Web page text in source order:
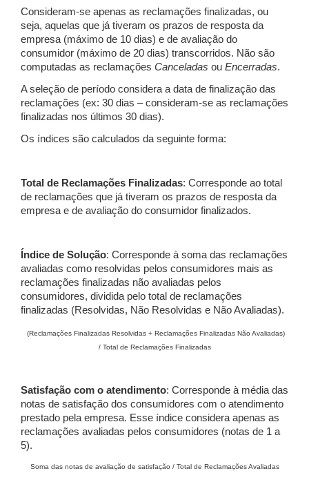
Consideram-se apenas as reclamações finalizadas, ou
seja, aquelas que já tiveram os prazos de resposta da
empresa (máximo de 10 dias) e de avaliação do
consumidor (máximo de 20 dias) transcorridos. Não são
computadas as reclamações Canceladas ou Encerradas.
A seleção de período considera a data de finalização das
reclamações (ex: 30 dias – consideram-se as reclamações
finalizadas nos últimos 30 dias).
Os índices são calculados da seguinte forma:
Total de Reclamações Finalizadas: Corresponde ao total
de reclamações que já tiveram os prazos de resposta da
empresa e de avaliação do consumidor finalizados.
Índice de Solução: Corresponde à soma das reclamações
avaliadas como resolvidas pelos consumidores mais as
reclamações finalizadas não avaliadas pelos
consumidores, dividida pelo total de reclamações
finalizadas (Resolvidas, Não Resolvidas e Não Avaliadas).
(Reclamações Finalizadas Resolvidas + Reclamações Finalizadas Não Avaliadas)
/ Total de Reclamações Finalizadas
Satisfação com o atendimento: Corresponde à média das
notas de satisfação dos consumidores com o atendimento
prestado pela empresa. Esse índice considera apenas as
reclamações avaliadas pelos consumidores (notas de 1 a
5).
Soma das notas de avaliação de satisfação / Total de Reclamações Avaliadas